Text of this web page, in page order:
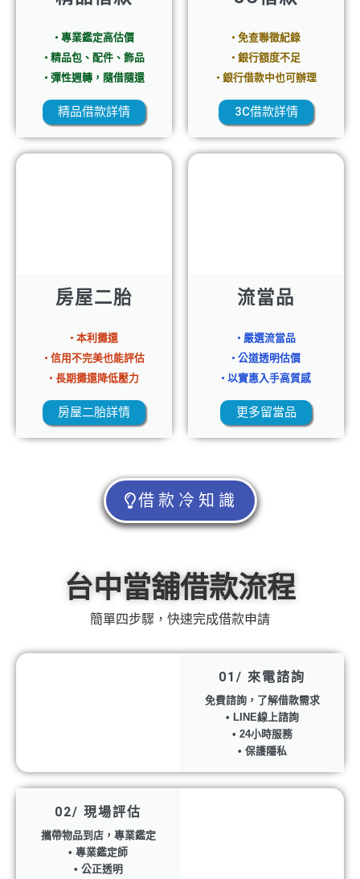
• 專業鑑定高估價
• 精品包、配件、飾品
• 彈性週轉，隨借隨還
精品借款詳情
• 免查聯徵紀錄
• 銀行額度不足
• 銀行借款中也可辦理
3C借款詳情
房屋二胎
• 本利攤還
• 信用不完美也能評估
• 長期攤還降低壓力
房屋二胎詳情
流當品
• 嚴選流當品
• 公道透明估價
• 以實惠入手高質感
更多留當品
借款冷知識
台中當舖借款流程
簡單四步驟，快速完成借款申請
01/ 來電諮詢
免費諮詢，了解借款需求
• LINE線上諮詢
• 24小時服務
• 保護隱私
02/ 現場評估
攜帶物品到店，專業鑑定
• 專業鑑定師
• 公正透明